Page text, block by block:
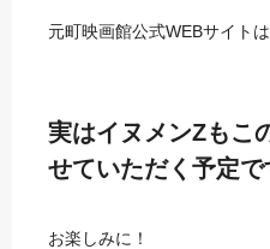
元町映画館公式WEBサイ
実はイヌメンZもこ
せていただく予定で
お楽しみに！